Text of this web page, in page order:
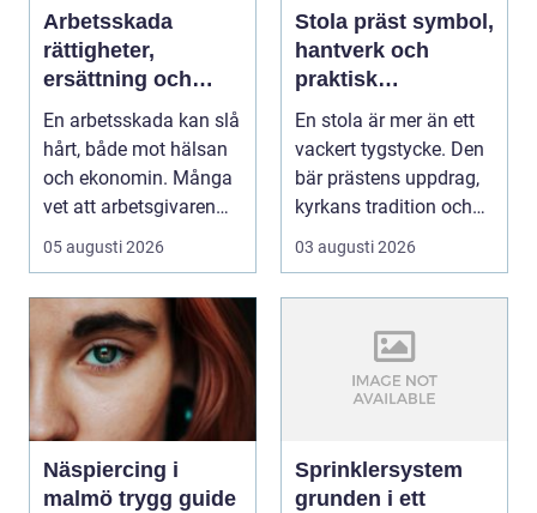
Arbetsskada
rättigheter,
ersättning och
vägen vidare
En arbetsskada kan slå
hårt, både mot hälsan
och ekonomin. Många
vet att arbetsgivaren
ska informera...
05 augusti 2026
Stola präst symbol,
hantverk och
praktisk
vägledning
En stola är mer än ett
vackert tygstycke. Den
bär prästens uppdrag,
kyrkans tradition och
församling...
03 augusti 2026
Näspiercing i
malmö trygg guide
Sprinklersystem
grunden i ett